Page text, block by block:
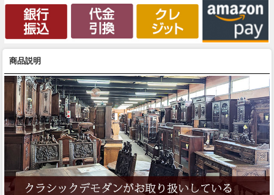
商品説明